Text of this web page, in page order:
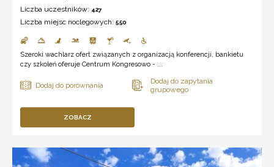
Liczba uczestników: 427
Liczba miejsc noclegowych: 550
Szeroki wachlarz ofert związanych z organizacją konferencji, bankietu
czy szkoleń oferuje Centrum Kongresowo - ...
ZOBACZ